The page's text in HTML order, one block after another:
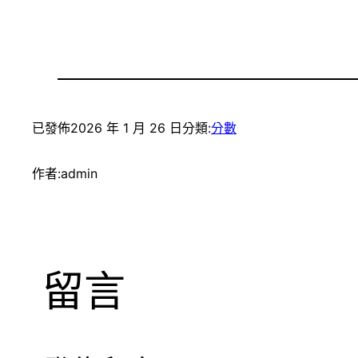
已發佈2026 年 1 月 26 日分類:分數
作者:admin
留言